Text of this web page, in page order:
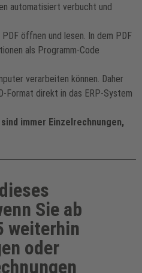
automatisiert verbucht und
öffnen und lesen. In dem PDF
als Programm-Code
verarbeiten können. Daher
Format direkt in das ERP-System
immer Einzelrechnungen,
Sie ab
weiterhin
oder